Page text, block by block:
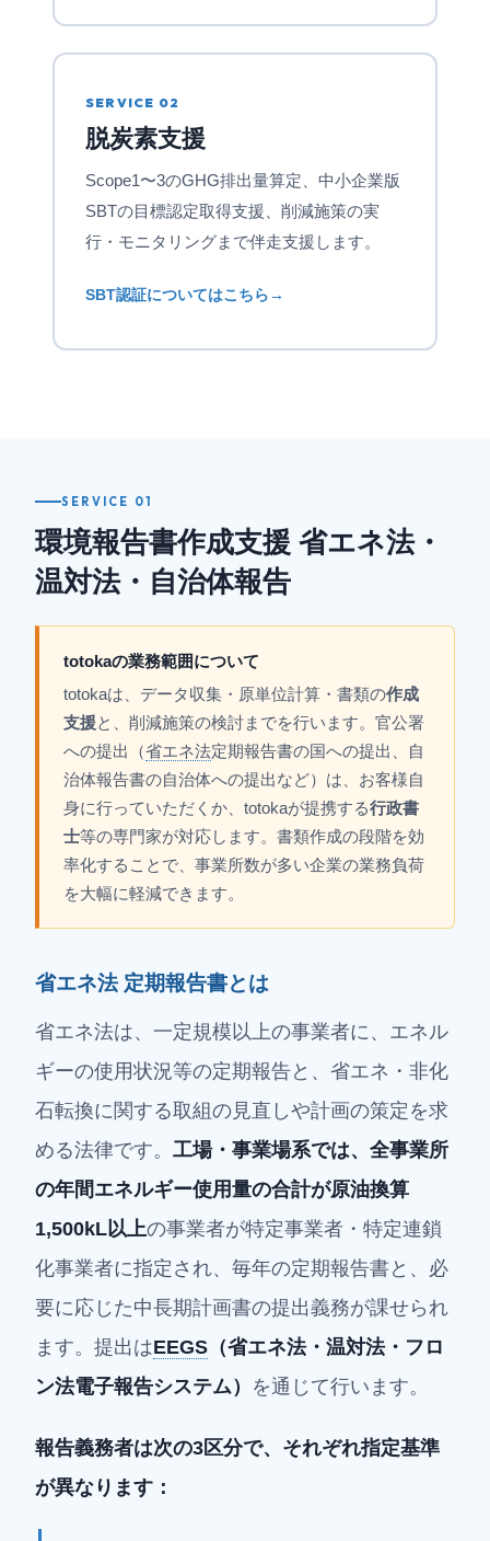
SERVICE 02
脱炭素支援
Scope1〜3のGHG排出量算定、中小企業版
SBTの目標認定取得支援、削減施策の実
行・モニタリングまで伴走支援します。
SBT認証についてはこちら
SERVICE 01
環境報告書作成支援 省エネ法・
温対法・自治体報告
totokaの業務範囲について
totokaは、データ収集・原単位計算・書類の作成
支援と、削減施策の検討までを行います。官公署
への提出（省エネ法定期報告書の国への提出、自
治体報告書の自治体への提出など）は、お客様自
身に行っていただくか、totokaが提携する行政書
士等の専門家が対応します。書類作成の段階を効
率化することで、事業所数が多い企業の業務負荷
を大幅に軽減できます。
省エネ法 定期報告書とは
省エネ法は、一定規模以上の事業者に、エネル
ギーの使用状況等の定期報告と、省エネ・非化
石転換に関する取組の見直しや計画の策定を求
める法律です。 工場・事業場系では、全事業所
の年間エネルギー使用量の合計が原油換算
1,500kL以上の事業者が特定事業者・特定連鎖
化事業者に指定され、毎年の定期報告書と、必
要に応じた中長期計画書の提出義務が課せられ
ます。提出はEEGS （省エネ法・温対法・フロ
ン法電子報告システム） を通じて行います。
報告義務者は次の3区分で、それぞれ指定基準
が異なります：